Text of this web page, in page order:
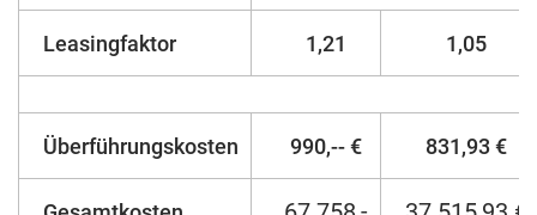
Leasingfaktor 1,21 1,05
Überführungskosten 990,-- € 831,93 €